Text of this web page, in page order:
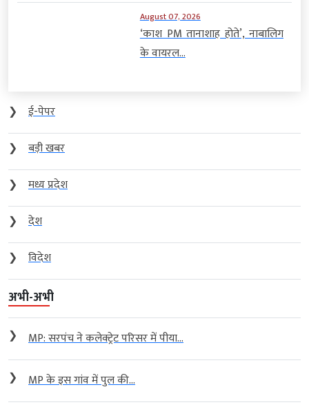
August 07, 2026
‘काश PM तानाशाह होते’, नाबालिग
के वायरल...
❯
ई-पेपर
❯
बड़ी खबर
❯
मध्य प्रदेश
❯
देश
❯
विदेश
अभी-अभी
❯ MP: सरपंच ने कलेक्ट्रेट परिसर में पीया...
❯ MP के इस गांव में पुल की...